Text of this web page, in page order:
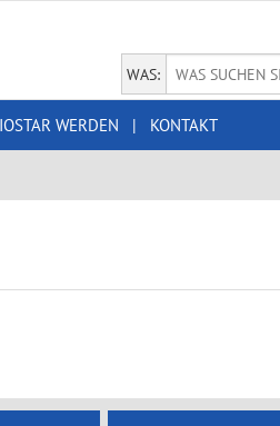
WAS:
WERDEN | KONTAKT